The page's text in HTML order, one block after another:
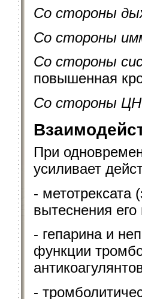
Со стороны
Со стороны
Со стороны
повышенная
Со стороны
При
усиливает
- метотрексата
вытеснения
- гепарина и
функции
-